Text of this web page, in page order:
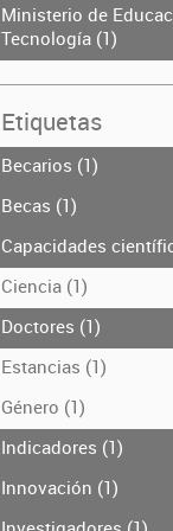
Ministerio de
Tecnología (1)
Etiquetas
Becarios (1)
Becas (1)
Capacidades
Ciencia (1)
Doctores (1)
Estancias (1)
Género (1)
Indicadores (1)
Innovación (1)